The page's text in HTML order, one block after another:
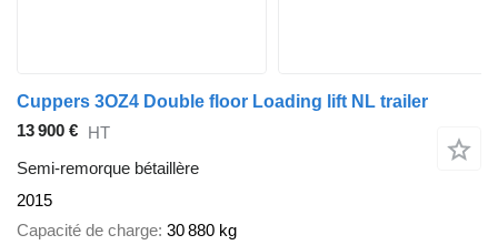
Cuppers 3OZ4 Double floor Loading lift NL trailer
13 900 € HT
Semi-remorque bétaillère
2015
Capacité de charge 30 880 kg